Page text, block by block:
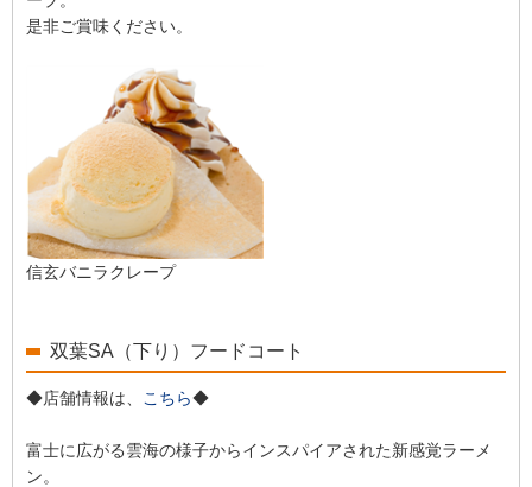
是非ご賞味ください。
信玄バニラクレープ
双葉SA（下り）フードコート
◆店舗情報は、 こちら◆
富士に広がる雲海の様子からインスパイアされた新感覚ラーメ
ン。